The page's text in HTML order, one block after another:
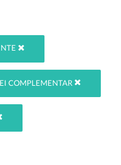
COMPLEMENTAR